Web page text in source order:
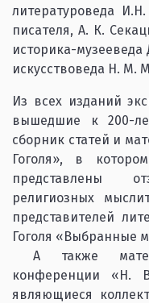
литературоведа
писателя, А. К.
историка-музееведа
искусствоведа Н. М.
Из всех изданий
вышедшие к 200-
сборник статей и
Гоголя», в
представлены
религиозных
представителей
Гоголя «Выбранные
А также
конференции «Н.
являющиеся